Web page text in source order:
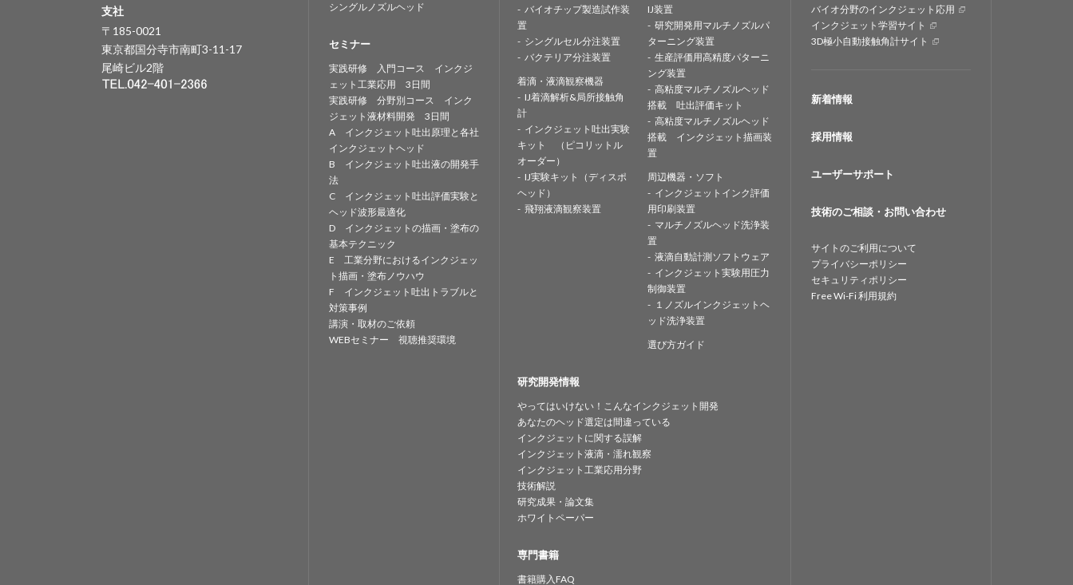
支社
〒185-0021
東京都国分寺市南町3-11-17
尾崎ビル2階
シングルノズルヘッド
セミナー
実践研修 入門コース インクジ
ェット工業応用 3日間
実践研修 分野別コース インク
ジェット液材料開発 3日間
A インクジェット吐出原理と各社
インクジェットヘッド
B インクジェット吐出液の開発手
法
C インクジェット吐出評価実験と
ヘッド波形最適化
D インクジェットの描画・塗布の
基本テクニック
E 工業分野におけるインクジェッ
ト描画・塗布ノウハウ
F インクジェット吐出トラブルと
対策事例
講演・取材のご依頼
WEBセミナー 視聴推奨環境
バイオチップ製造試作装
置
シングルセル分注装置
バクテリア分注装置
着滴・液滴観察機器
IJ着滴解析&局所接触角
計
インクジェット吐出実験
キット （ピコリットル
オーダー）
IJ実験キット（ディスポ
ヘッド）
飛翔液滴観察装置
IJ装置
研究開発用マルチノズルパ
ターニング装置
生産評価用高精度パターニ
ング装置
高粘度マルチノズルヘッド
搭載 吐出評価キット
高粘度マルチノズルヘッド
搭載 インクジェット描画装
置
周辺機器・ソフト
インクジェットインク評価
用印刷装置
マルチノズルヘッド洗浄装
置
液滴自動計測ソフトウェア
インクジェット実験用圧力
制御装置
１ノズルインクジェットヘ
ッド洗浄装置
選び方ガイド
研究開発情報
やってはいけない！こんなインクジェット開発
あなたのヘッド選定は間違っている
インクジェットに関する誤解
インクジェット液滴・濡れ観察
インクジェット工業応用分野
技術解説
研究成果・論文集
ホワイトペーパー
専門書籍
書籍購入FAQ
バイオ分野のインクジェット応用
インクジェット学習サイト
3D極小自動接触角計サイト
新着情報
採用情報
ユーザーサポート
技術のご相談・お問い合わせ
サイトのご利用について
プライバシーポリシー
セキュリティポリシー
Free Wi-Fi 利用規約